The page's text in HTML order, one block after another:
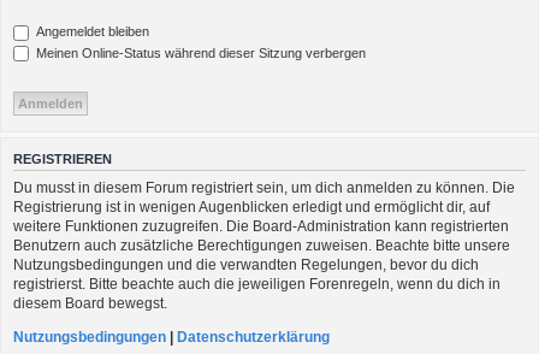
Angemeldet bleiben
Meinen Online-Status während dieser Sitzung verbergen
REGISTRIEREN
Du musst in diesem Forum registriert sein, um dich anmelden zu können. Die
Registrierung ist in wenigen Augenblicken erledigt und ermöglicht dir, auf
weitere Funktionen zuzugreifen. Die Board-Administration kann registrierten
Benutzern auch zusätzliche Berechtigungen zuweisen. Beachte bitte unsere
Nutzungsbedingungen und die verwandten Regelungen, bevor du dich
registrierst. Bitte beachte auch die jeweiligen Forenregeln, wenn du dich in
diesem Board bewegst.
Nutzungsbedingungen | Datenschutzerklärung